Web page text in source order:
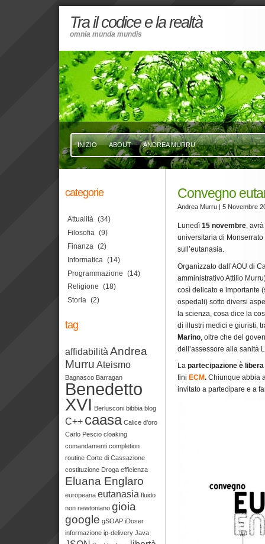
Tra il codice e la realtà
omnia munda mundis
INIZIO ABOUT ANDREA MURRU
Convegno
Andrea Murru | 5 Novembre
Lunedì 15 novembre,
universitaria di
sull’eutanasia.
Organizzato dall’AOU di
amministrativo Attilio
così delicato e importante
ospedali) sotto diversi
la scienza, cosa dice la
di illustri medici e giuristi,
Marino, oltre che del
dell’assessore alla sanità
La partecipazione è libera
fini ECM. Chiunque abbia
invitato a partecipare e a
categorie
Attualità (34)
Filosofia (9)
Finanza (2)
Informatica (14)
Programmazione (14)
Religione (18)
Storia (2)
tag
affidabilità Andrea
Murru Ateismo
Bagnasco Barragan
Benedetto
XVI Berlusconi bibbia blog
C++ caasa Calice d'oro
Carlo Pescio cloaking
comandamenti completion
routine Corte di Cassazione
costituzione Droga efficienza
Eluana Englaro
europeana eutanasia fluido
non newtoniano gioia
google gSOAP iDoser
informazione ip-delivery Java